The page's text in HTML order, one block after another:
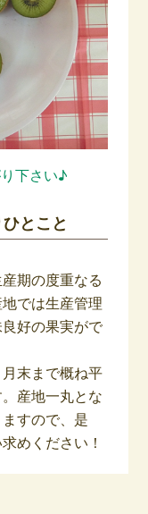
下さい♪
とこと
期の度重なる
では生産管理
好の果実がで
末まで概ね平
産地一丸とな
すので、是
めください！